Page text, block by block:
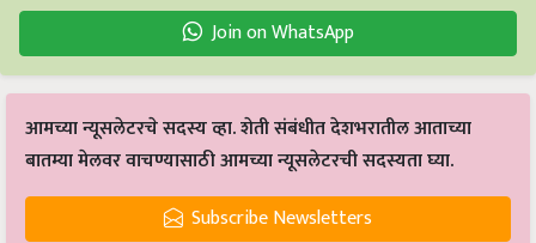
Join on WhatsApp
आमच्या न्यूसलेटरचे सदस्य व्हा. शेती संबंधीत देशभरातील आताच्या
बातम्या मेलवर वाचण्यासाठी आमच्या न्यूसलेटरची सदस्यता घ्या.
Subscribe Newsletters